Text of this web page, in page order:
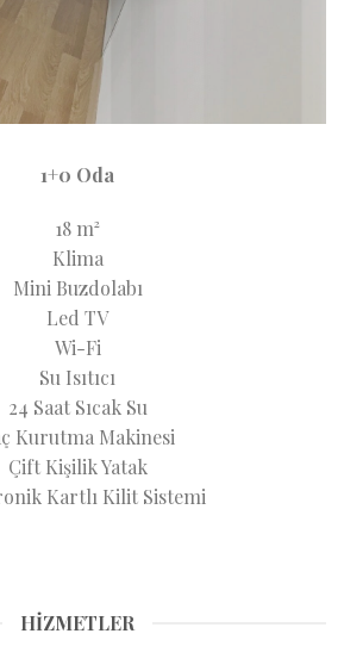
1+0 Oda
18 m²
Klima
Mini Buzdolabı
Led TV
Wi-Fi
Su Isıtıcı
24 Saat Sıcak Su
Kurutma Makinesi
Çift Kişilik Yatak
Kartlı Kilit Sistemi
HİZMETLER